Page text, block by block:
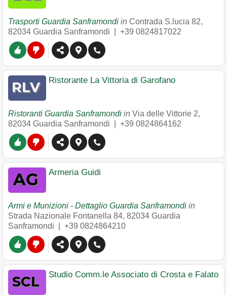
Trasporti Guardia Sanframondi in Contrada S.lucia 82,
82034 Guardia Sanframondi +39 0824817022
Ristorante La Vittoria di Garofano
Ristoranti Guardia Sanframondi in Via delle Vittorie 2,
82034 Guardia Sanframondi +39 0824864162
Armeria Guidi
Armi e Munizioni - Dettaglio Guardia Sanframondi in
Strada Nazionale Fontanella 84, 82034 Guardia
Sanframondi
+39 0824864210
Studio Comm.le Associato di Crosta e Falato